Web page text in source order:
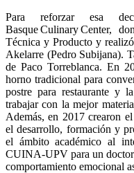
Para reforzar esa
Basque Culinary Center,
Técnica y Producto y
Akelarre (Pedro Subijana).
de Paco Torreblanca. En
horno tradicional para
postre para restaurante y
trabajar con la mejor
Además, en 2017 crearon
el desarrollo, formación y
el ámbito académico al
CUINA-UPV para un
comportamiento emocional